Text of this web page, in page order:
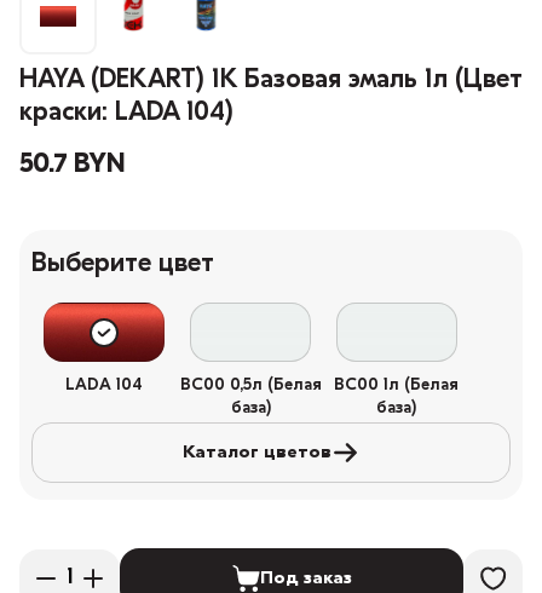
HAYA (DEKART) 1К Базовая эмаль 1л (Цвет
краски: LADA 104)
50.7 BYN
Выберите цвет
LADA 104
BC00 0,5л (Белая
база)
BC00 1л (Белая
база)
Каталог цветов
Под заказ